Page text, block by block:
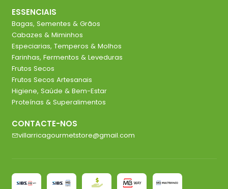
ESSENCIAIS
Bagas, Sementes & Grãos
Cabazes & Miminhos
Especiarias, Temperos & Molhos
Farinhas, Fermentos & Leveduras
Frutos Secos
Frutos Secos Artesanais
Higiene, Saúde & Bem-Estar
Proteínas & Superalimentos
CONTACTE-NOS
villarricagourmetstore@gmail.com